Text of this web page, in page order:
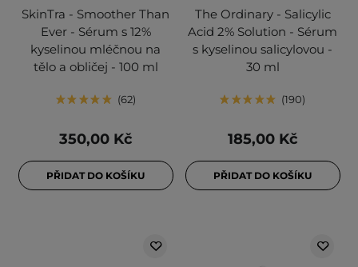
SkinTra - Smoother Than
Ever - Sérum s 12%
kyselinou mléčnou na
tělo a obličej - 100 ml
62
350,00 Kč
PŘIDAT DO KOŠÍKU
The Ordinary - Salicylic
Acid 2% Solution - Sérum
s kyselinou salicylovou -
30 ml
190
185,00 Kč
PŘIDAT DO KOŠÍKU